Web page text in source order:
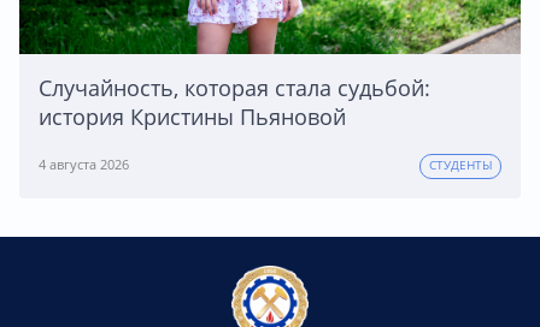
Случайность, которая стала судьбой:
история Кристины Пьяновой
4 августа 2026 СТУДЕНТЫ